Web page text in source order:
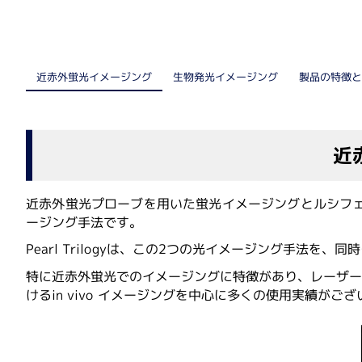
自動セルカウンター
リアルタイム細胞アナライザー
電動ピペット
医療機器（IVD）
近赤外蛍光イメージング 生物発光イメージング 製品の特徴
近
近赤外蛍光プローブを用いた蛍光イメージングとルシ
ージング手法です。
Pearl Trilogyは、この2つの光イメージング手法を、同
特に近赤外蛍光でのイメージングに特徴があり、レーザ
けるin vivo イメージングを中心に多くの使用実績がござ